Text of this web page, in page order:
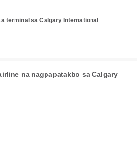
terminal sa Calgary International
na nagpapatakbo sa Calgary